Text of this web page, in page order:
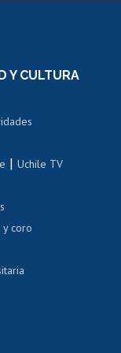
interna
renta
renta
sexual y violencia
Y CULTURA
|Uchile TV
coro